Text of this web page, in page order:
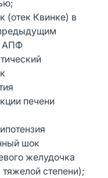
(отек Квинке) в
АПФ
печени
шок
желудочка
степени);